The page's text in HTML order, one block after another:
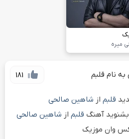
میره
181 نام قلبم
قلبم از شاهین صالحی
بشنوید آهنگ قلبم از شاهین صالحی
وان موزیک